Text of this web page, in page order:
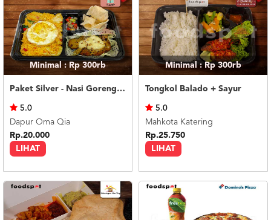
KATALOG
LOYALTY
PROGRAM
ABOUT
BLOG
TERMS
CENTER
021
Minimal : Rp 300rb
Paket Silver - Nasi Goreng Nanas Geprek Mozza
LIHAT
5.0
Dapur Oma Qia
Rp.20.000
Minimal : Rp 300rb
Tongkol Balado + Sayur
LIHAT
5.0
Mahkota Katering
Rp.25.750